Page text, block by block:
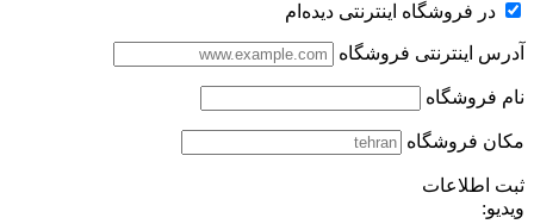
در فروشگاه اینترنتی دیده‌ام
آدرس اینترنتی فروشگاه
نام فروشگاه
مکان فروشگاه
ثبت اطلاعات
ویدیو: